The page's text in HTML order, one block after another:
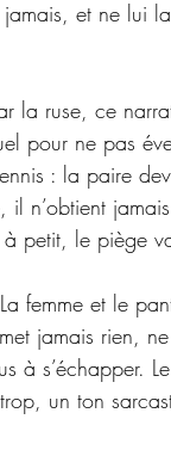
et ne lui
la ruse, ce
pour ne pas
: la paire
n’obtient
petit, le piège
femme et le
jamais rien,
à s’échapper.
un ton